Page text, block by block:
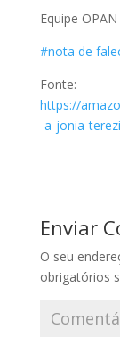
Equipe OPAN
#nota de
Fonte:
https://
-a-jonia-
Enviar
O seu
obrigatórios